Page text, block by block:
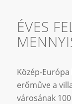
ÉVES
Közép-
erőműve a
városának